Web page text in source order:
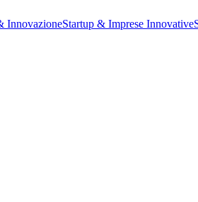
InnovazioneStartup & Imprese Innovative